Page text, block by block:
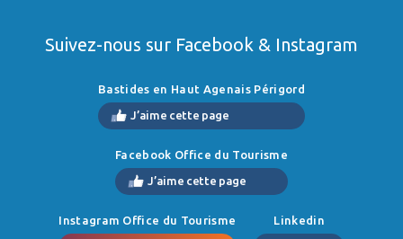
Suivez-nous sur Facebook & Instagram
Bastides en Haut Agenais Périgord
J’aime cette page
Facebook Office du Tourisme
J’aime cette page
Instagram Office du Tourisme Linkedin